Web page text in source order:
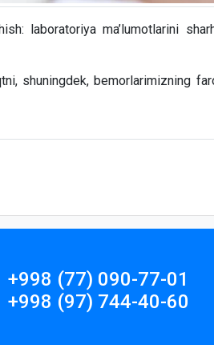
laboratoriya ma’lumotlarini
shuningdek, bemorlarimizning
+998 (77) 090-77-01
+998 (97) 744-40-60